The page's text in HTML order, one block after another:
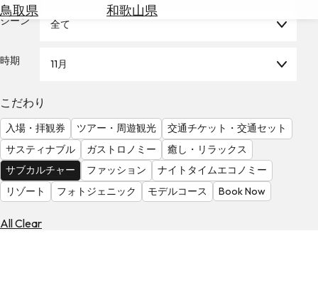
鳥取県
和歌山県
を
る
気
を
見
る
シーン 全て
時期 11月
こだわり
入場・拝観券 ツアー・周遊観光
交通チケット・交通セット
サスティナブル
ガストロノミー
癒し・リラックス
サブカルチャー
ファッション
ナイトタイムエコノミー
リゾート
フォトジェニック モデルコース Book Now
All Clear